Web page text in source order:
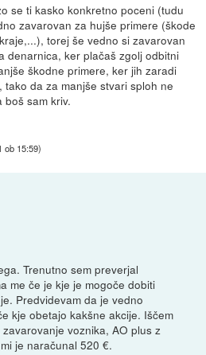
se ti kasko konkretno poceni (tudu
zavarovan za hujše primere (škode
torej še vedno si zavarovan
denarnica, ker plačaš zgolj odbitni
škodne primere, ker jih zaradi
da za manjše stvari sploh ne
boš sam kriv.
ob 15:59)
Trenutno sem preverjal
me če je kje je mogoče dobiti
Predvidevam da je vedno
kje obetajo kakšne akcije. Iščem
voznika, AO plus z
je naračunal 520 €.